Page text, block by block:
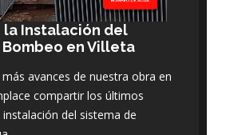
la Instalación del
en Villeta
avances de nuestra obra en
compartir los últimos
del sistema de